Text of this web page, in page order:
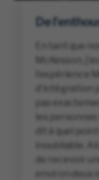
De
l’expérience
d'intégration
pas
les
dit à quel